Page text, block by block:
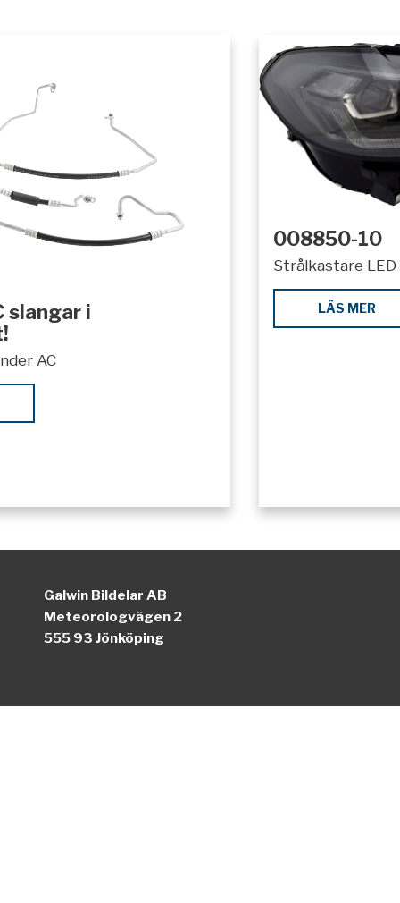
slangar i
AC
008850-10
Strålkastare LED
LÄS MER
Galwin Bildelar AB
Meteorologvägen 2
555 93 Jönköping